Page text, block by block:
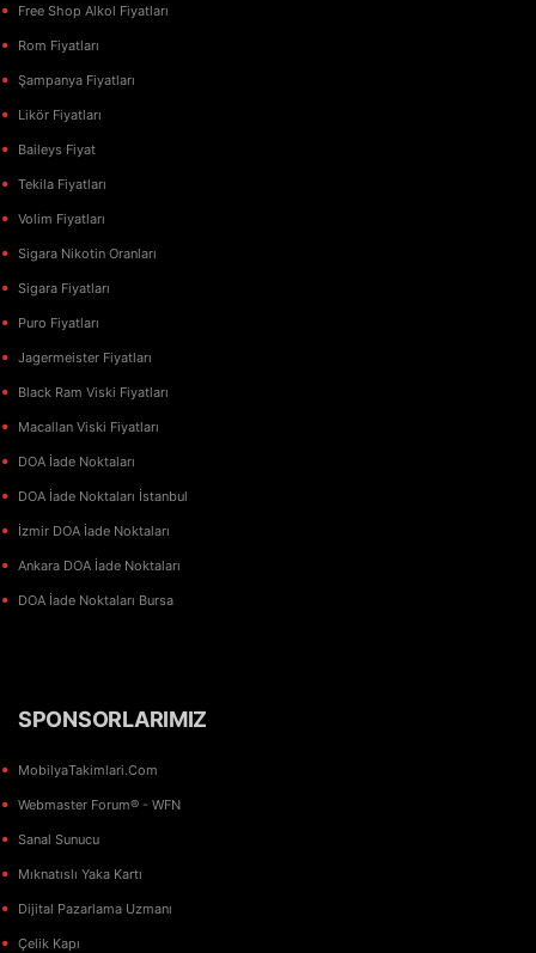
Free Shop Alkol Fiyatları
Rom Fiyatları
Şampanya Fiyatları
Likör Fiyatları
Baileys Fiyat
Tekila Fiyatları
Volim Fiyatları
Sigara Nikotin Oranları
Sigara Fiyatları
Puro Fiyatları
Jagermeister Fiyatları
Black Ram Viski Fiyatları
Macallan Viski Fiyatları
DOA İade Noktaları
DOA İade Noktaları İstanbul
İzmir DOA İade Noktaları
Ankara DOA İade Noktaları
DOA İade Noktaları Bursa
SPONSORLARIMIZ
MobilyaTakimlari.Com
Webmaster Forum® - WFN
Sanal Sunucu
Mıknatıslı Yaka Kartı
Dijital Pazarlama Uzmanı
Çelik Kapı